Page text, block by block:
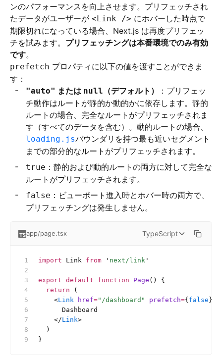
ンのパフォーマンスを向上させます。プリフェッチされ
たデータがユーザーが <Link /> にホバーした時点で
期限切れになっている場合、Next.js は再度プリフェッ
チを試みます。 プリフェッチングは本番環境でのみ有効
です。
prefetch プロパティに以下の値を渡すことができま
す：
"auto" または null （デフォルト）
：プリフェッ
チ動作はルートが静的か動的かに依存します。静的
ルートの場合、完全なルートがプリフェッチされま
す（すべてのデータを含む）。動的ルートの場合、
loading.jsバウンダリを持つ最も近いセグメント
までの部分的なルートがプリフェッチされます。
true ：静的および動的ルートの両方に対して完全な
ルートがプリフェッチされます。
false ：ビューポート進入時とホバー時の両方で、
プリフェッチングは発生しません。
app/page.tsx TypeScript
import Link from ' next/link '
export default function Page () {
  return
(
    <
Link href="/dashboard" prefetch={ false }>
      Dashboard
    </
Link>
  )
}